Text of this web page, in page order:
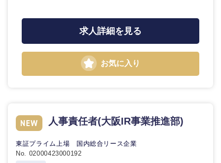
求人詳細を見る
お気に入り
人事責任者(大阪IR事業推進部)
東証プライム上場 国内総合リース企業
No. 02000423000192